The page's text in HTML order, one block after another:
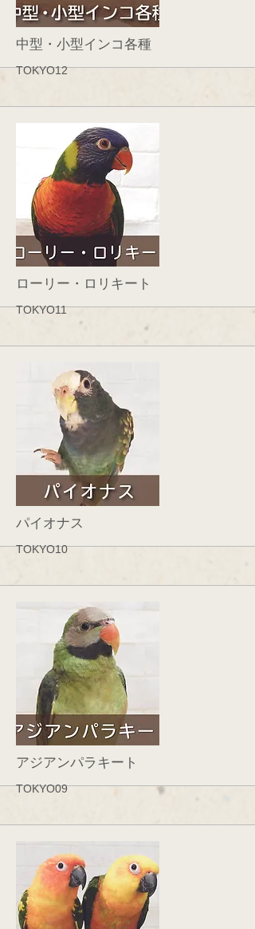
More
中型・小型インコ各種
TOKYO12
More
ローリー・ロリキート
TOKYO11
More
パイオナス
TOKYO10
More
アジアンパラキート
TOKYO09